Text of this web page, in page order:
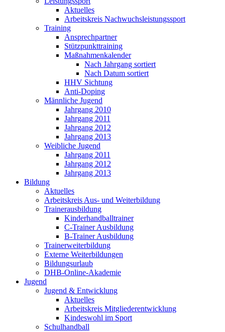
Aktuelles
Arbeitskreis Nachwuchsleistungssport
Training
Ansprechpartner
Stützpunkttraining
Maßnahmenkalender
Nach Jahrgang sortiert
Nach Datum sortiert
HHV Sichtung
Anti-Doping
Männliche Jugend
Jahrgang 2010
Jahrgang 2011
Jahrgang 2012
Jahrgang 2013
Weibliche Jugend
Jahrgang 2011
Jahrgang 2012
Jahrgang 2013
Bildung
Aktuelles
Arbeitskreis Aus- und Weiterbildung
Trainerausbildung
Kinderhandballtrainer
C-Trainer Ausbildung
B-Trainer Ausbildung
Trainerweiterbildung
Externe Weiterbildungen
Bildungsurlaub
DHB-Online-Akademie
Jugend
Jugend & Entwicklung
Aktuelles
Arbeitskreis Mitgliederentwicklung
Kindeswohl im Sport
Schulhandball